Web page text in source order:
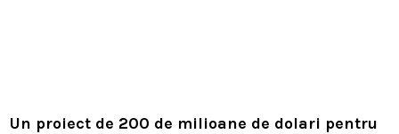
Un proiect de 200 de milioane de dolari pentru